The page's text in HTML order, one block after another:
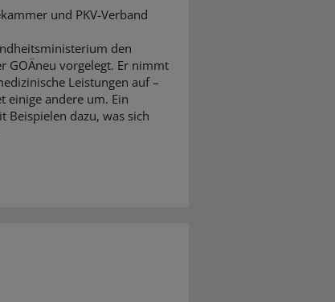
und PKV-Verband
den
GOÄneu vorgelegt. Er nimmt
Leistungen auf –
einige andere um. Ein
Beispielen dazu, was sich